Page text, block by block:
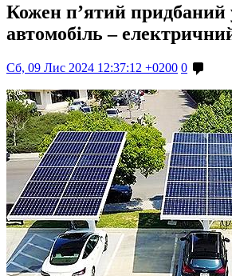
Кожен п’ятий придбаний
автомобіль –
Сб, 09 Лис 2024 12:37:12 +0200 0